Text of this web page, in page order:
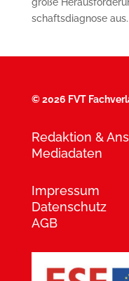
große
schaftsdiagnose
©2026 FVT
Redaktion &
Mediadaten
Impressum
Datenschutz
AGB